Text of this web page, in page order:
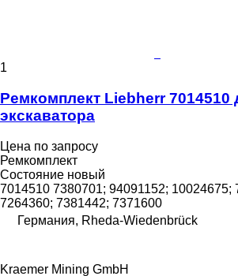
1
Ремкомплект Liebherr 7014510
экскаватора
Цена по запросу
Ремкомплект
Состояние новый
7014510 7380701; 94091152; 10024675;
7264360; 7381442; 7371600
Германия, Rheda-Wiedenbrück
Kraemer Mining GmbH